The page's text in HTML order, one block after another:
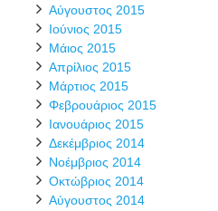
Αύγουστος 2015
Ιούνιος 2015
Μάιος 2015
Απρίλιος 2015
Μάρτιος 2015
Φεβρουάριος 2015
Ιανουάριος 2015
Δεκέμβριος 2014
Νοέμβριος 2014
Οκτώβριος 2014
Αύγουστος 2014